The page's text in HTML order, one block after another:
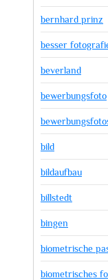
bernhard prinz
besser
beverland
bewerbungsfoto
bild
bildaufbau
billstedt
bingen
biometrische
biometrisches